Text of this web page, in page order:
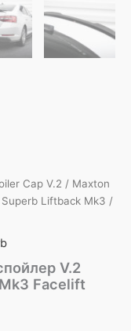
Cap V.2 / Maxton
Liftback Mk3 /
V.2
Facelift